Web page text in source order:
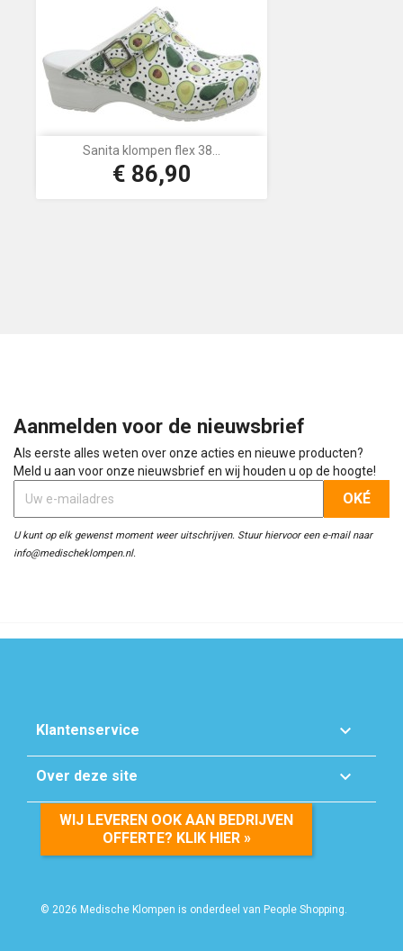
Sanita klompen flex 38...
Prijs
€ 86,90
Aanmelden voor de nieuwsbrief
Als eerste alles weten over onze acties en nieuwe producten?
Meld u aan voor onze nieuwsbrief en wij houden u op de hoogte!
U kunt op elk gewenst moment weer uitschrijven. Stuur hiervoor een e-mail naar
info@medischeklompen.nl.
Klantenservice 
Over deze site 
WIJ LEVEREN OOK AAN BEDRIJVEN
OFFERTE? KLIK HIER »
© 2026 Medische Klompen is onderdeel van People Shopping.